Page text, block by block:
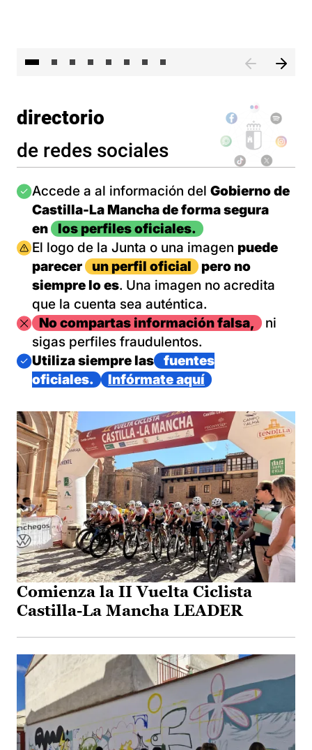
directorio
de redes sociales
Imagen
Accede a al información del Gobierno de
Castilla-La Mancha de forma segura
en
los perfiles oficiales.
Imagen
El logo de la Junta o una imagen puede
parecer
un perfil oficial
pero no
siempre lo es. Una imagen no acredita
que la cuenta sea auténtica.
ImagenNo compartas información falsa,
ni
sigas perfiles fraudulentos.
Imagen
Utiliza siempre las
fuentes
oficiales.
Infórmate aquí
Comienza la II Vuelta Ciclista
Castilla-La Mancha LEADER